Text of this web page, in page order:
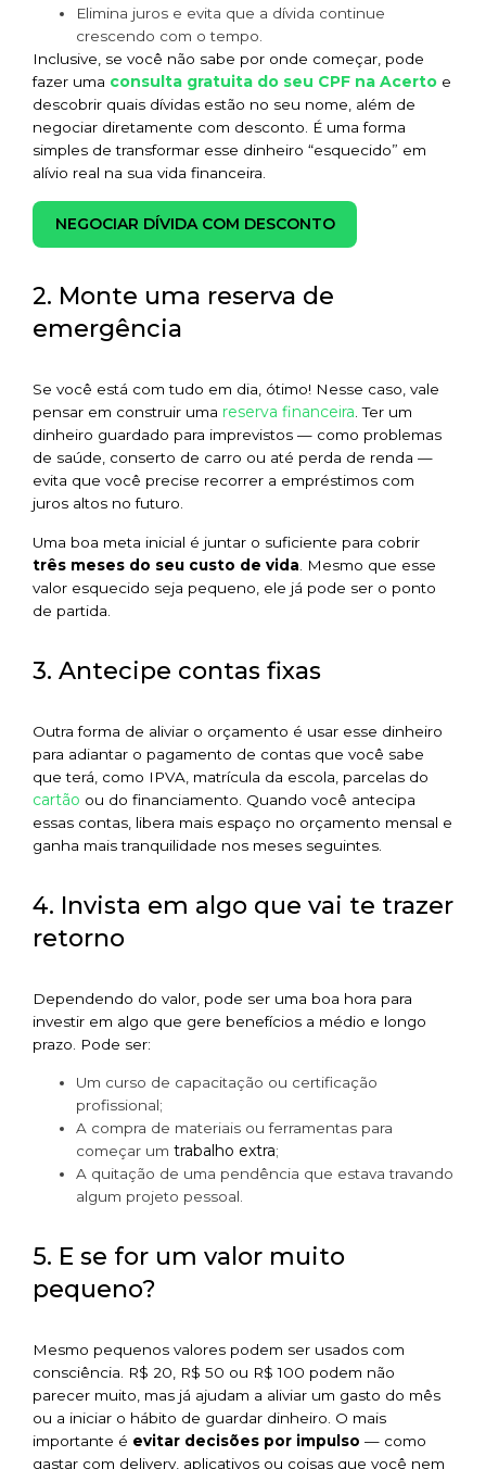
Elimina juros e evita que a dívida continue
crescendo com o tempo.
Inclusive, se você não sabe por onde começar, pode
fazer uma consulta gratuita do seu CPF na Acerto e
descobrir quais dívidas estão no seu nome, além de
negociar diretamente com desconto. É uma forma
simples de transformar esse dinheiro “esquecido” em
alívio real na sua vida financeira.
NEGOCIAR DÍVIDA COM DESCONTO
2. Monte uma reserva de
emergência
Se você está com tudo em dia, ótimo! Nesse caso, vale
pensar em construir uma reserva financeira. Ter um
dinheiro guardado para imprevistos — como problemas
de saúde, conserto de carro ou até perda de renda —
evita que você precise recorrer a empréstimos com
juros altos no futuro.
Uma boa meta inicial é juntar o suficiente para cobrir
três meses do seu custo de vida . Mesmo que esse
valor esquecido seja pequeno, ele já pode ser o ponto
de partida.
3. Antecipe contas fixas
Outra forma de aliviar o orçamento é usar esse dinheiro
para adiantar o pagamento de contas que você sabe
que terá, como IPVA, matrícula da escola, parcelas do
cartão ou do financiamento. Quando você antecipa
essas contas, libera mais espaço no orçamento mensal e
ganha mais tranquilidade nos meses seguintes.
4. Invista em algo que vai te trazer
retorno
Dependendo do valor, pode ser uma boa hora para
investir em algo que gere benefícios a médio e longo
prazo. Pode ser:
Um curso de capacitação ou certificação
profissional;
A compra de materiais ou ferramentas para
começar um trabalho extra;
A quitação de uma pendência que estava travando
algum projeto pessoal.
5. E se for um valor muito
pequeno?
Mesmo pequenos valores podem ser usados com
consciência. R$ 20, R$ 50 ou R$ 100 podem não
parecer muito, mas já ajudam a aliviar um gasto do mês
ou a iniciar o hábito de guardar dinheiro. O mais
importante é evitar decisões por impulso — como
gastar com delivery, aplicativos ou coisas que você nem